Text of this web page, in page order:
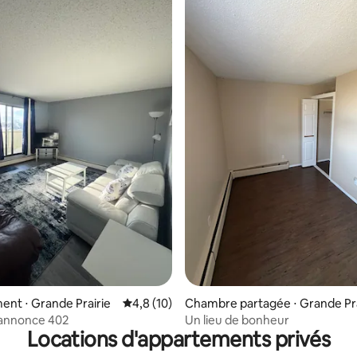
⋅ Grande Prairie Évaluation moyenne sur la base de 10
4,8 (10)
402
Chambre partagée ⋅ Grande
Un lieu de bonheur
Locations d'appartements privés